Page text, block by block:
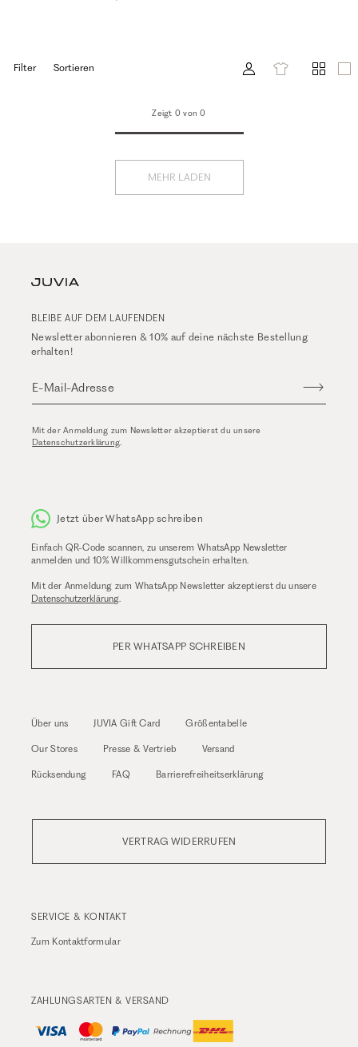
Filter Sortieren
Zeigt 0 von 0
MEHR LADEN
BLEIBE AUF DEM LAUFENDEN
Newsletter abonnieren & 10% auf deine nächste Bestellung
erhalten!
E-Mail-Adresse
Mit der Anmeldung zum Newsletter akzeptierst du unsere
Datenschutzerklärung.
Jetzt über WhatsApp schreiben
Einfach QR-Code scannen, zu unserem WhatsApp Newsletter
anmelden und 10% Willkommensgutschein erhalten.
Mit der Anmeldung zum WhatsApp Newsletter akzeptierst du unsere
Datenschutzerklärung.
PER WHATSAPP SCHREIBEN
Über uns JUVIA Gift Card Größentabelle
Our Stores Presse & Vertrieb Versand
Rücksendung FAQ Barrierefreiheitserklärung
VERTRAG WIDERRUFEN
SERVICE & KONTAKT
Zum Kontaktformular
ZAHLUNGSARTEN & VERSAND